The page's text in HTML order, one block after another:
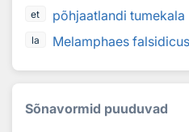
et põhjaatlandi tumekala
la Melamphaes falsidicus
Sõnavormid puuduvad